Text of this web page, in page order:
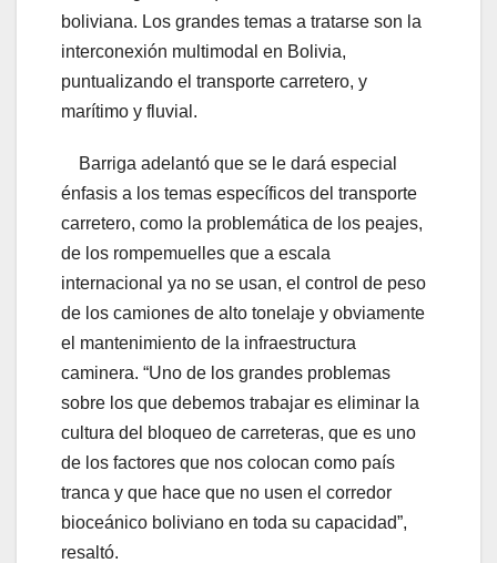
boliviana. Los grandes temas a tratarse son la
interconexión multimodal en Bolivia,
puntualizando el transporte carretero, y
marítimo y fluvial.
Barriga adelantó que se le dará especial
énfasis a los temas específicos del transporte
carretero, como la problemática de los peajes,
de los rompemuelles que a escala
internacional ya no se usan, el control de peso
de los camiones de alto tonelaje y obviamente
el mantenimiento de la infraestructura
caminera. “Uno de los grandes problemas
sobre los que debemos trabajar es eliminar la
cultura del bloqueo de carreteras, que es uno
de los factores que nos colocan como país
tranca y que hace que no usen el corredor
bioceánico boliviano en toda su capacidad”,
resaltó.